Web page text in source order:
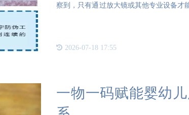
察到，只有通过放大镜或其他专业设备才
2026-07-18 17:55
一物一码赋能婴幼